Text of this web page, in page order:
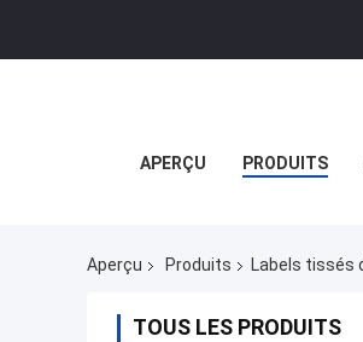
APERÇU PRODUITS
Aperçu Produits Labels tissés
TOUS LES PRODUITS